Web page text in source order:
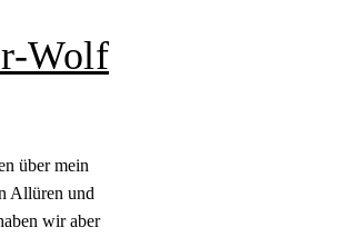
Wolf
über mein
Allüren und
wir aber